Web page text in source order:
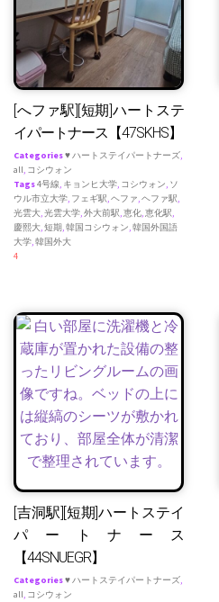
[へファ駅][短期]ハートステ
イパートナース【47SKHS】
Categories♥ ハートステイパートナーズ,
all, コシウォン
Tags4号線, キョンヒ大学, コシウォン, ソ
ウル市立大学, フェギ駅,ヘファ,ヘファ駅,
光雲大,光雲大学,外大前駅,恵化,恵化駅,
慶熙大,短期,韓国コシウォン,韓国外国語
大学,韓国外大
4
[吉洞駅][短期]ハートステイ
パートナース
【44SNUEGR】
Categories♥ ハートステイパートナーズ,
all, コシウォン